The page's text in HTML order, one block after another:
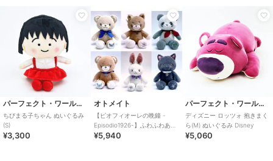
パーフェクト・ワールド・トーキョー
ちびまる子ちゃん ぬいぐるみ
(S)
¥3,300
オトメイト
【ピオフィオーレの晩鐘 -
Episodio1926-】ふわふわあに
まるぬいぐるみ(全6種)
¥5,940
パーフェクト・ワールド・トーキョー
ディズニー ロッツォ 抱きまく
ら(M) ぬいぐるみ Disney
¥5,060